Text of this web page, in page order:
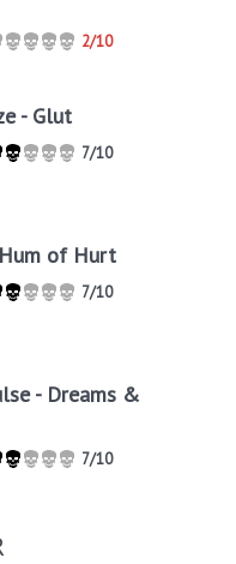
2/10
- Glut
7/10
of Hurt
7/10
- Dreams &
7/10